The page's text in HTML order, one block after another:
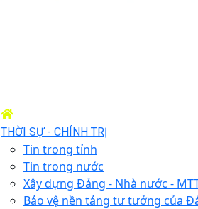
THỜI SỰ - CHÍNH TRỊ
Tin trong tỉnh
Tin trong nước
Xây dựng Đảng - Nhà nước -
Bảo vệ nền tảng tư tưởng của